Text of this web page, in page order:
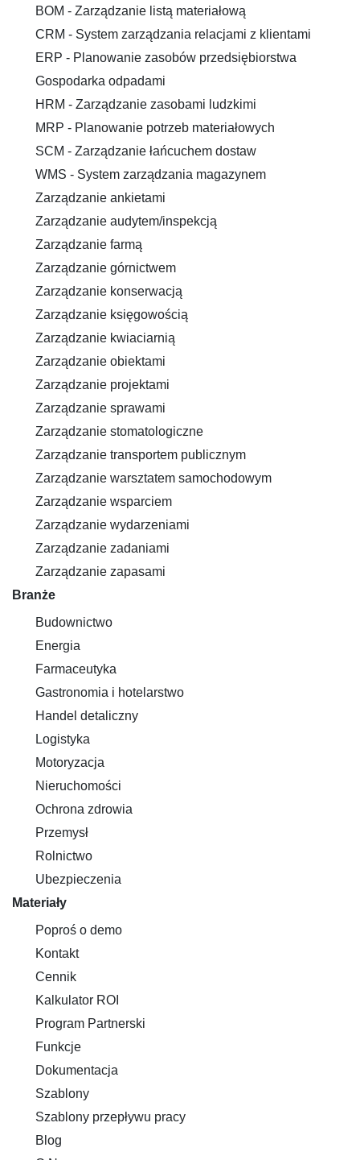
BOM - Zarządzanie listą materiałową
CRM - System zarządzania relacjami z klientami
ERP - Planowanie zasobów przedsiębiorstwa
Gospodarka odpadami
HRM - Zarządzanie zasobami ludzkimi
MRP - Planowanie potrzeb materiałowych
SCM - Zarządzanie łańcuchem dostaw
WMS - System zarządzania magazynem
Zarządzanie ankietami
Zarządzanie audytem/inspekcją
Zarządzanie farmą
Zarządzanie górnictwem
Zarządzanie konserwacją
Zarządzanie księgowością
Zarządzanie kwiaciarnią
Zarządzanie obiektami
Zarządzanie projektami
Zarządzanie sprawami
Zarządzanie stomatologiczne
Zarządzanie transportem publicznym
Zarządzanie warsztatem samochodowym
Zarządzanie wsparciem
Zarządzanie wydarzeniami
Zarządzanie zadaniami
Zarządzanie zapasami
Branże
Budownictwo
Energia
Farmaceutyka
Gastronomia i hotelarstwo
Handel detaliczny
Logistyka
Motoryzacja
Nieruchomości
Ochrona zdrowia
Przemysł
Rolnictwo
Ubezpieczenia
Materiały
Poproś o demo
Kontakt
Cennik
Kalkulator ROI
Program Partnerski
Funkcje
Dokumentacja
Szablony
Szablony przepływu pracy
Blog